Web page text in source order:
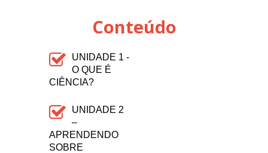
Conteúdo
UNIDADE 1 -
O QUE É
CIÊNCIA?
UNIDADE 2
–
APRENDENDO
SOBRE